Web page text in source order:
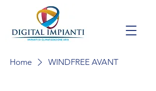
Home WINDFREE AVANT